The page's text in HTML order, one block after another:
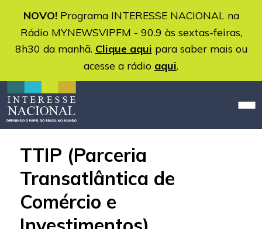
NOVO!Programa INTERESSE NACIONAL na
Rádio MYNEWSVIPFM - 90.9 às sextas-feiras,
8h30 da manhã. Clique aqui para saber mais ou
acesse a rádio aqui.
TTIP (Parceria
Transatlântica de
Comércio e